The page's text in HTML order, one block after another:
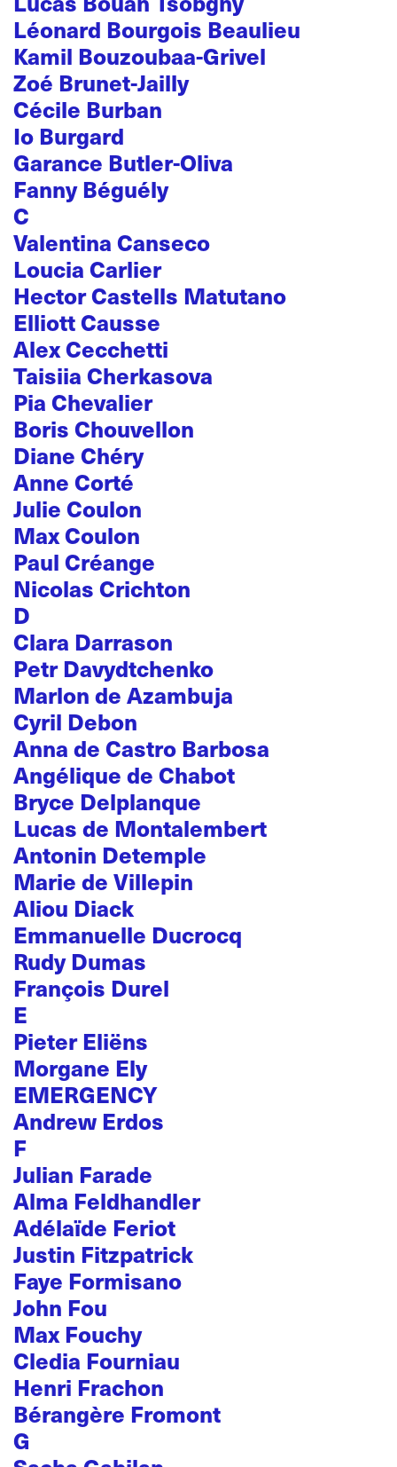
Léonard Bourgois Beaulieu
Kamil Bouzoubaa-Grivel
Zoé Brunet-Jailly
Cécile Burban
Io Burgard
Garance Butler-Oliva
Fanny Béguély
C
Valentina Canseco
Loucia Carlier
Hector Castells Matutano
Elliott Causse
Alex Cecchetti
Taisiia Cherkasova
Pia Chevalier
Boris Chouvellon
Diane Chéry
Anne Corté
Julie Coulon
Max Coulon
Paul Créange
Nicolas Crichton
D
Clara Darrason
Petr Davydtchenko
Marlon de Azambuja
Cyril Debon
Anna de Castro Barbosa
Angélique de Chabot
Bryce Delplanque
Lucas de Montalembert
Antonin Detemple
Marie de Villepin
Aliou Diack
Emmanuelle Ducrocq
Rudy Dumas
François Durel
E
Pieter Eliëns
Morgane Ely
EMERGENCY
Andrew Erdos
F
Julian Farade
Alma Feldhandler
Adélaïde Feriot
Justin Fitzpatrick
Faye Formisano
John Fou
Max Fouchy
Cledia Fourniau
Henri Frachon
Bérangère Fromont
G